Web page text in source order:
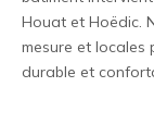
Houat et Hoëdic.
mesure et locales
durable et